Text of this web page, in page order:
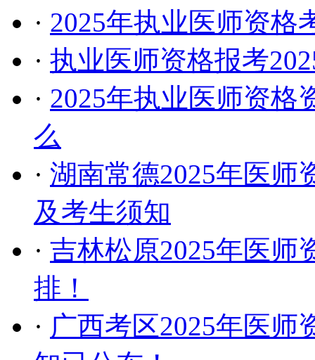
· 2025年执业医师资格
· 执业医师资格报考
· 2025年执业医师资格
么
· 湖南常德2025年医师
及考生须知
· 吉林松原2025年医师
排！
· 广西考区2025年医师